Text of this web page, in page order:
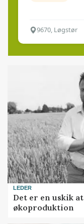
9670, Løgstør
LEDER
Det er en uskik
økoproduktion